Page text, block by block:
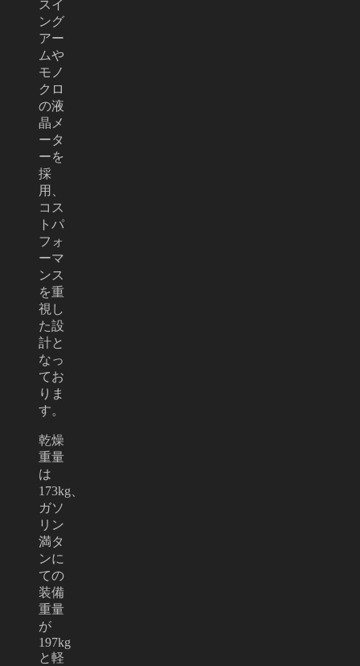
スイ
ング
アー
ムや
モノ
クロ
の液
晶メ
ータ
ーを
採
用、
コス
トパ
フォ
ーマ
ンス
を重
視し
た設
計と
なっ
てお
りま
す。
乾燥
重量
は
173kg、
ガソ
リン
満タ
ンに
ての
装備
重量
が
197kg
と軽